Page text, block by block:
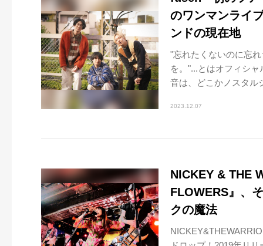
のワンマンライ
ンドの現在地
"忘れたくないのに忘
を。"...とはオフィシ
音は、どこかノスタル
2023.12.07
NICKEY & THE
FLOWERS』、
クの魔法